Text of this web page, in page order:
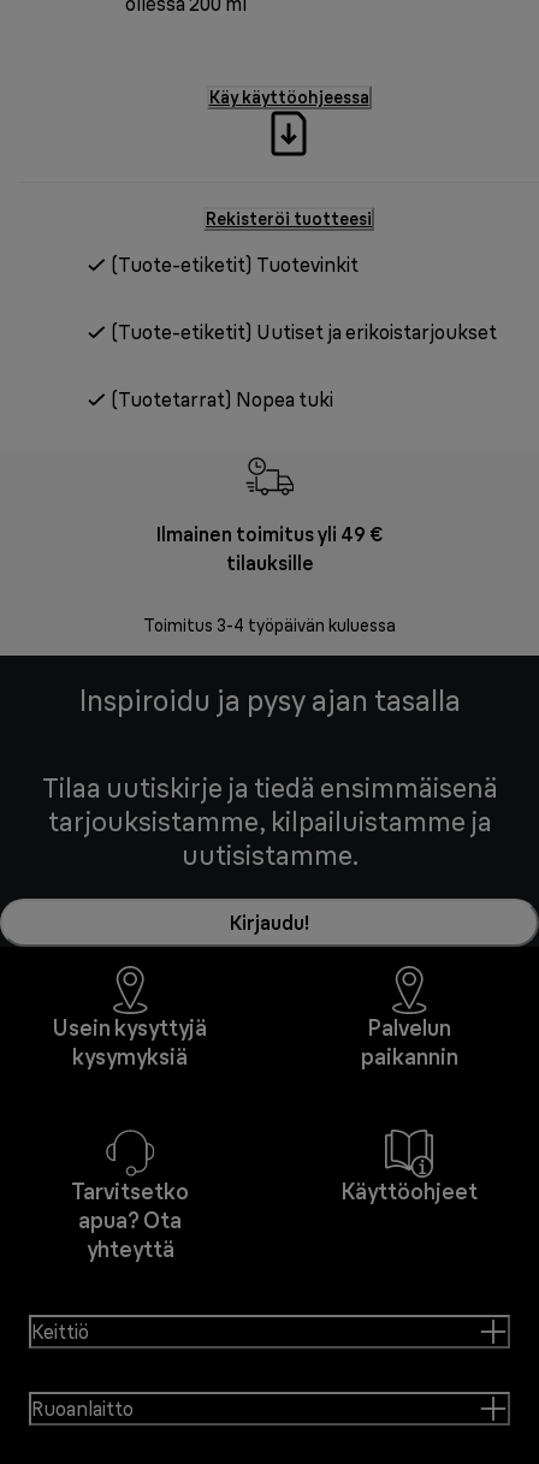
Käy käyttöohjeessa
Rekisteröi tuotteesi
(Tuote-etiketit) Tuotevinkit
(Tuote-etiketit) Uutiset ja erikoistarjoukset
(Tuotetarrat) Nopea tuki
Ilmainen toimitus yli 49 €
tilauksille
Toimitus 3-4 työpäivän kuluessa
Inspiroidu ja pysy ajan tasalla
Tilaa uutiskirje ja tiedä ensimmäisenä
tarjouksistamme, kilpailuistamme ja
uutisistamme.
Kirjaudu!
Usein kysyttyjä
kysymyksiä
Palvelun
paikannin
Tarvitsetko
apua? Ota
yhteyttä
Käyttöohjeet
Keittiö
Ruoanlaitto